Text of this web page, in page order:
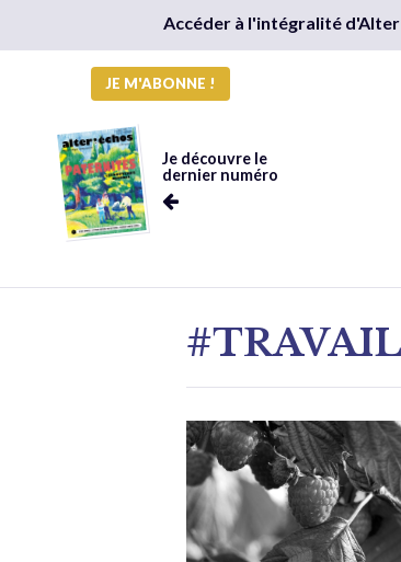
Accéder à l'intégralité d'Alter
JE M'ABONNE !
Je découvre le
dernier numéro